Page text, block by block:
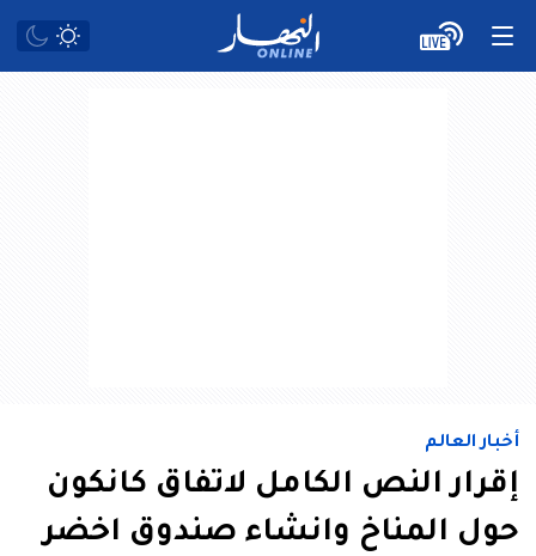
أخبار العالم
إقرار النص الكامل لاتفاق كانكون
حول المناخ وانشاء صندوق اخضر